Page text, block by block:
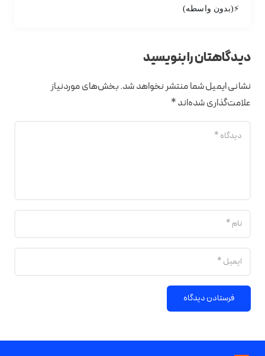
⚡(بدون واسطه)
دیدگاهتان را بنویسید
نشانی ایمیل شما منتشر نخواهد شد.بخش‌های موردنیاز
علامت‌گذاری شده‌اند*
فرستادن دیدگاه